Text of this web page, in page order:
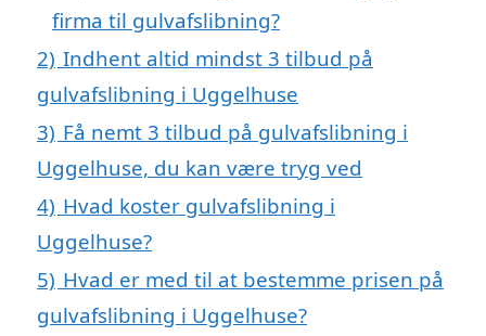
firma til gulvafslibning?
2) Indhent altid mindst 3 tilbud på
gulvafslibning i Uggelhuse
3) Få nemt 3 tilbud på gulvafslibning i
Uggelhuse, du kan være tryg ved
4) Hvad koster gulvafslibning i
Uggelhuse?
5) Hvad er med til at bestemme prisen på
gulvafslibning i Uggelhuse?